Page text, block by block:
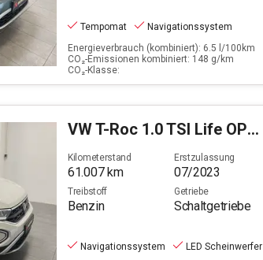
Tempomat
Navigationssystem
Energieverbrauch (kombiniert): 6.5 l/100km
CO₂-Emissionen kombiniert: 148 g/km
CO₂-Klasse:
VWT-Roc 1.0 TSI Life OPF (EURO 6d)
Kilometerstand
61.007km
Erstzulassung
07/2023
Treibstoff
Benzin
Getriebe
Schaltgetriebe
Navigationssystem
LED Scheinwerfer